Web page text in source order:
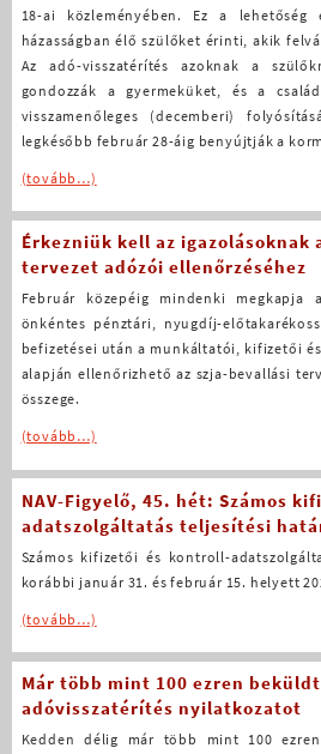
18-ai közleményében. Ez a
házasságban élő szülőket érinti, akik
Az adó-visszatérítés azoknak a
gondozzák a gyermeküket, és a
visszamenőleges (decemberi)
legkésőbb február 28-áig benyújtják a
(tovább…)
Érkezniük kell az igazolásoknak
tervezet adózói ellenőrzéséhez
Február közepéig mindenki
önkéntes pénztári, nyugdíj-
befizetései után a munkáltatói, kifizetői
alapján ellenőrizhető az szja-bevallási
összege.
(tovább…)
NAV-Figyelő, 45. hét: Számos
adatszolgáltatás teljesítési
Számos kifizetői és kontroll-
korábbi január 31. és február 15. helyett
(tovább…)
Már több mint 100 ezren
adóvisszatérítés nyilatkozatot
Kedden délig már több mint 100